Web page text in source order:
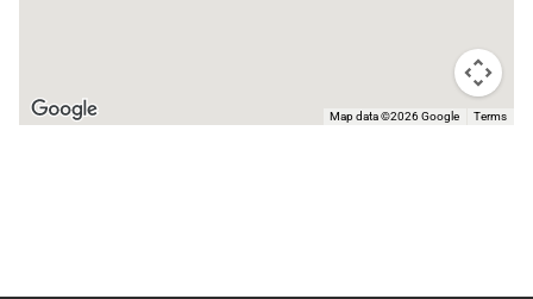
Map data ©2026 Google Terms